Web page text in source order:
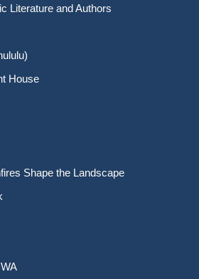
Literature and Authors
House
Shape the Landscape